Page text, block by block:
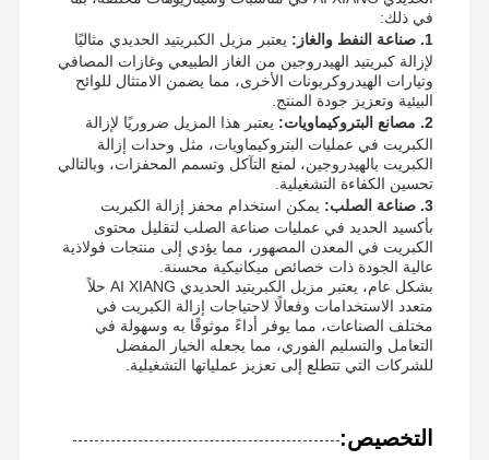
بولي أكريلاميد الموجبة
عامل الهلام للكسر في التحمض
عامل الرواسب عالي الحرارة
إزالة الكبريت
في ذلك:
1. صناعة النفط والغاز:
يعتبر مزيل الكبريتيد الحديدي مثاليًا
لإزالة كبريتيد الهيدروجين من الغاز الطبيعي وغازات المصافي
وتيارات الهيدروكربونات الأخرى، مما يضمن الامتثال للوائح
البيئية وتعزيز جودة المنتج.
2. مصانع البتروكيماويات:
يعتبر هذا المزيل ضروريًا لإزالة
الكبريت في عمليات البتروكيماويات، مثل وحدات إزالة
الكبريت بالهيدروجين، لمنع التآكل وتسمم المحفزات، وبالتالي
تحسين الكفاءة التشغيلية.
3. صناعة الصلب:
يمكن استخدام محفز إزالة الكبريت
بأكسيد الحديد في عمليات صناعة الصلب لتقليل محتوى
الكبريت في المعدن المصهور، مما يؤدي إلى منتجات فولاذية
عالية الجودة ذات خصائص ميكانيكية محسنة.
بشكل عام، يعتبر مزيل الكبريتيد الحديدي AI XIANG حلاً
متعدد الاستخدامات وفعالًا لاحتياجات إزالة الكبريت في
مختلف الصناعات، مما يوفر أداءً موثوقًا به وسهولة في
التعامل والتسليم الفوري، مما يجعله الخيار المفضل
للشركات التي تتطلع إلى تعزيز عملياتها التشغيلية.
التخصيص: